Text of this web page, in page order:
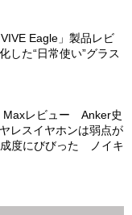
Eagle」製品レビ
た“日常使い”グラス
Maxレビュー Anker史
レスイヤホンは弱点が
成度にびびった ノイキ